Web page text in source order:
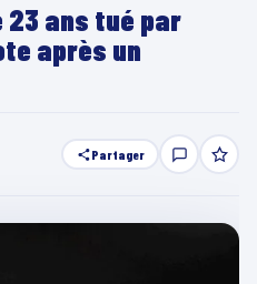
23 ans tué par
après un
Partager